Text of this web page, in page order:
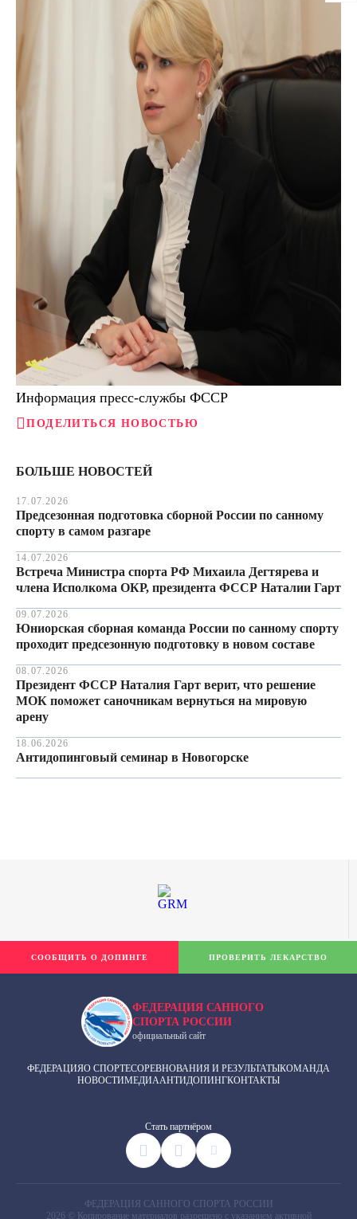
Информация пресс-службы ФССР
ПОДЕЛИТЬСЯ НОВОСТЬЮ
БОЛЬШЕ НОВОСТЕЙ
17.07.2026
Предсезонная подготовка сборной России по санному
спорту в самом разгаре
14.07.2026
Встреча Министра спорта РФ Михаила Дегтярева и
члена Исполкома ОКР, президента ФССР Наталии Гарт
09.07.2026
Юниорская сборная команда России по санному спорту
проходит предсезонную подготовку в новом составе
08.07.2026
Президент ФССР Наталия Гарт верит, что решение
МОК поможет саночникам вернуться на мировую
арену
18.06.2026
Антидопинговый семинар в Новогорске
ФЕДЕРАЦИЯ САННОГО
СПОРТА РОССИИ
официальный сайт
ФЕДЕРАЦИЯО СПОРТЕСОРЕВНОВАНИЯ И РЕЗУЛЬТАТЫКОМАНДА
НОВОСТИМЕДИААНТИДОПИНГКОНТАКТЫ
Cтать партнёром
СООБЩИТЬ О ДОПИНГЕ ПРОВЕРИТЬ ЛЕКАРСТВО
ФЕДЕРАЦИЯ САННОГО СПОРТА РОССИИ
2026 © Копирование материалов разрешено с указанием активной